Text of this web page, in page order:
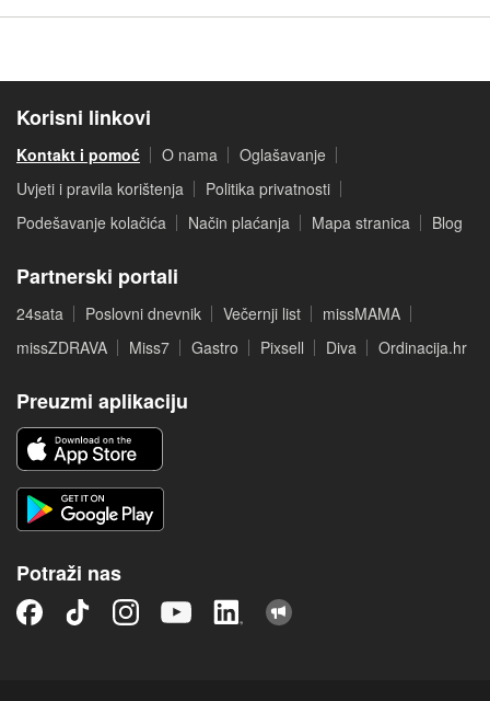
Korisni linkovi
Kontakt i pomoć O nama
Oglašavanje
Uvjeti i pravila korištenja
Politika privatnosti
Podešavanje kolačića
Način plaćanja Mapa stranica Blog
Partnerski portali
24sata Poslovni dnevnik Večernji list
missMAMA
missZDRAVA
Miss7 Gastro Pixsell Diva Ordinacija.hr
Preuzmi aplikaciju
Potraži nas